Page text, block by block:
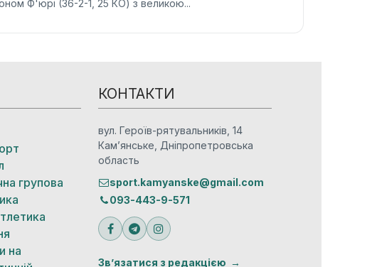
Ф'юрі (36-2-1, 25 КО) з великою...
групова
на
КОНТАКТИ
вул. Героїв-рятувальників, 14
Кам’янське, Дніпропетровська
область
sport.kamyanske@gmail.com
093-443-9-571
Зв’язатися з редакцією